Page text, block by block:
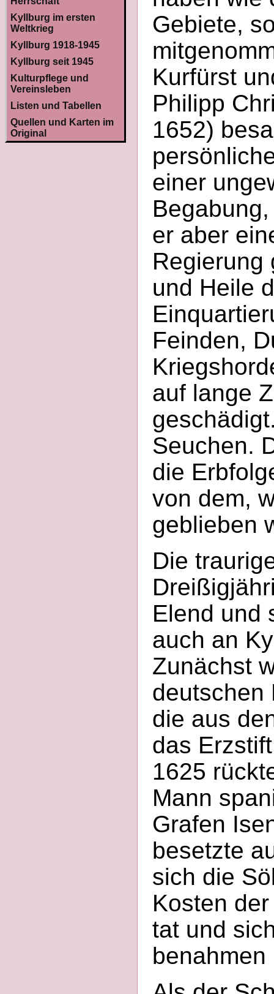
Kyllburg im ersten
Weltkrieg
Kyllburg 1918-1945
Kyllburg seit 1945
Kulturpflege und
Vereinsleben
Listen und Tabellen
Quellen und Karten im
Original
Gebiete,
Kurfürst
Philipp
1652)
einer
er aber
Regierung
und Heile
Feinden,
auf lange
Seuchen.
die
von dem,
geblieben
Die
Elend und
auch an
Zunächst
deutschen
die aus
das
1625
Mann
Grafen
besetzte
sich die
Kosten
tat und
benahmen